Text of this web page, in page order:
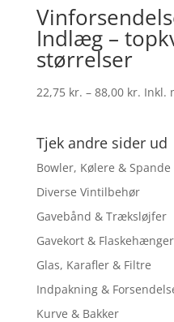
Indlæg –
størrelser
22,75 kr. – 88,00 kr.
88,00
Inkl.
Tjek andre sider ud
Bowler, Kølere & Spande
Diverse Vintilbehør
Gavebånd & Træksløjfer
Gavekort & Flaskehænger
Glas, Karafler & Filtre
Indpakning &
Kurve & Bakker